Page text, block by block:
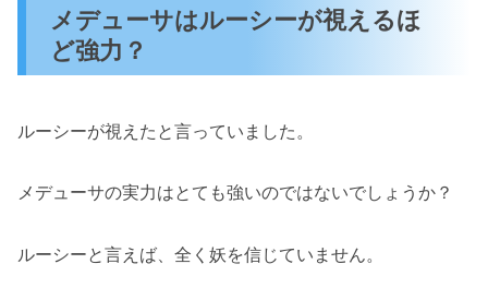
メデューサはルーシーが視えるほ
ど強力？
ルーシーが視えたと言っていました。
メデューサの実力はとても強いのではないでしょうか？
ルーシーと言えば、全く妖を信じていません。